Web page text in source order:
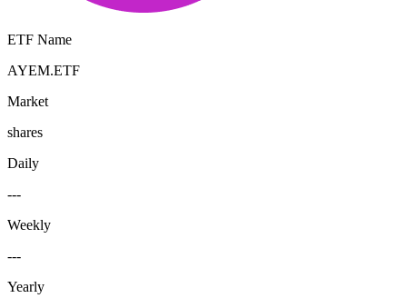
ETF Name
AYEM.ETF
Market
shares
Daily
---
Weekly
---
Yearly